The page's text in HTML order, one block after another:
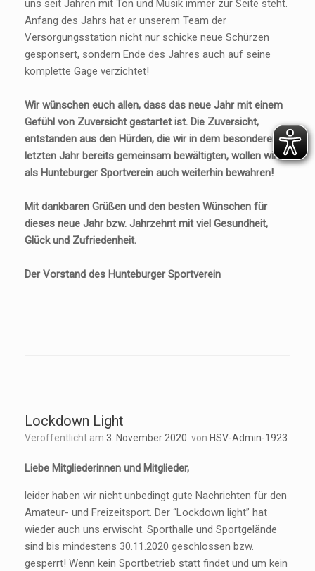
uns seit Jahren mit Ton und Musik immer zur Seite steht.
Anfang des Jahrs hat er unserem Team der
Versorgungsstation nicht nur schicke neue Schürzen
gesponsert, sondern Ende des Jahres auch auf seine
komplette Gage verzichtet!
Wir wünschen euch allen, dass das neue Jahr mit einem
Gefühl von Zuversicht gestartet ist. Die Zuversicht,
entstanden aus den Hürden, die wir in dem besonderen
letzten Jahr bereits gemeinsam bewältigten, wollen wir
als Hunteburger Sportverein auch weiterhin bewahren!
Mit dankbaren Grüßen und den besten Wünschen für
dieses neue Jahr bzw. Jahrzehnt mit viel Gesundheit,
Glück und Zufriedenheit.
Der Vorstand des Hunteburger Sportverein
Lockdown Light
Veröffentlicht am 3. November 2020 von HSV-Admin-1923
Liebe Mitgliederinnen und Mitglieder,
leider haben wir nicht unbedingt gute Nachrichten für den
Amateur- und Freizeitsport. Der “Lockdown light” hat
wieder auch uns erwischt. Sporthalle und Sportgelände
sind bis mindestens 30.11.2020 geschlossen bzw.
gesperrt! Wenn kein Sportbetrieb statt findet und um kein